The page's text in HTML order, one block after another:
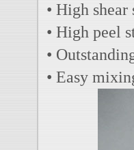
• High
• High peel
•
• Easy